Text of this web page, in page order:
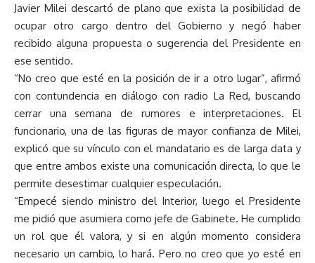
Javier Milei descartó de plano que exista la posibilidad de
ocupar otro cargo dentro del Gobierno y negó haber
recibido alguna propuesta o sugerencia del Presidente en
ese sentido.
“No creo que esté en la posición de ir a otro lugar”, afirmó
con contundencia en diálogo con radio La Red, buscando
cerrar una semana de rumores e interpretaciones. El
funcionario, una de las figuras de mayor confianza de Milei,
explicó que su vínculo con el mandatario es de larga data y
que entre ambos existe una comunicación directa, lo que le
permite desestimar cualquier especulación.
“Empecé siendo ministro del Interior, luego el Presidente
me pidió que asumiera como jefe de Gabinete. He cumplido
un rol que él valora, y si en algún momento considera
necesario un cambio, lo hará. Pero no creo que yo esté en